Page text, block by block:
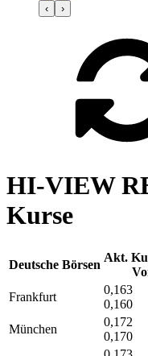
‹ ›
HI-VIEW
Kurse
Deutsche Börsen
Akt.
Frankfurt
0,163
0,160
München
0,172
0,170